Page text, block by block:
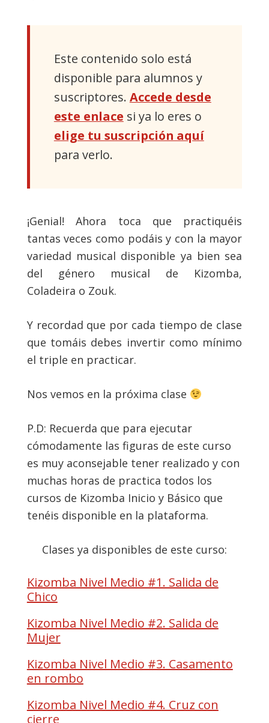
Este contenido solo está
disponible para alumnos y
suscriptores. Accede desde
este enlace si ya lo eres o
elige tu suscripción aquí
para verlo.
¡Genial! Ahora toca que practiquéis
tantas veces como podáis y con la mayor
variedad musical disponible ya bien sea
del género musical de Kizomba,
Coladeira o Zouk.
Y recordad que por cada tiempo de clase
que tomáis debes invertir como mínimo
el triple en practicar.
Nos vemos en la próxima clase
P.D: Recuerda que para ejecutar
cómodamente las figuras de este curso
es muy aconsejable tener realizado y con
muchas horas de practica todos los
cursos de Kizomba Inicio y Básico que
tenéis disponible en la plataforma.
Clases ya disponibles de este curso:
Kizomba Nivel Medio #1. Salida de
Chico
Kizomba Nivel Medio #2. Salida de
Mujer
Kizomba Nivel Medio #3. Casamento
en rombo
Kizomba Nivel Medio #4. Cruz con
cierre